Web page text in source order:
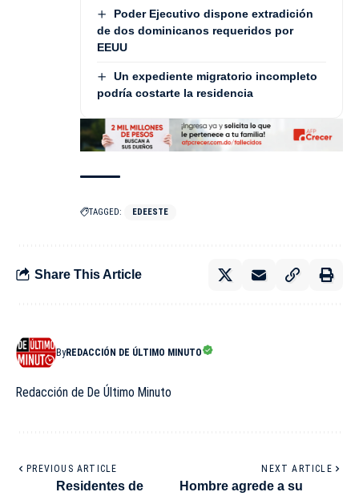
Poder Ejecutivo dispone extradición
de dos dominicanos requeridos por
EEUU
Un expediente migratorio incompleto
podría costarte la residencia
TAGGED: EDEESTE
Share This Article
ByREDACCIÓN DE ÚLTIMO MINUTO
Redacción de De Último Minuto
PREVIOUS ARTICLE
Residentes de
NEXT ARTICLE
Hombre agrede a su